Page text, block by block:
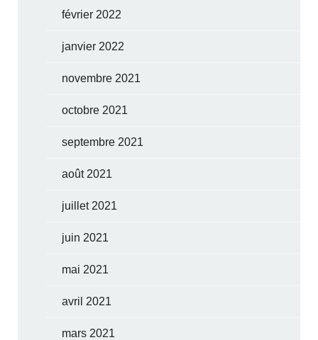
février 2022
janvier 2022
novembre 2021
octobre 2021
septembre 2021
août 2021
juillet 2021
juin 2021
mai 2021
avril 2021
mars 2021